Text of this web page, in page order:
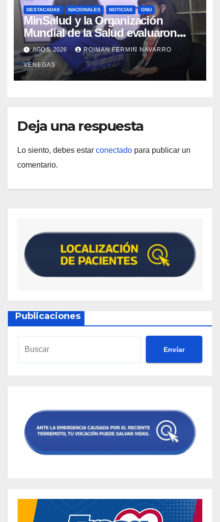
DESTACADAS NACIONALES NOTICIAS ONU
MinSalud y la Organización
Mundial de la Salud evaluaron
propuesta técnica integral en
materia de agua saneamiento e
higiene ante contingencia sísmica
AGO 5, 2026 ROIMAN FERMIN NAVARRO
VENEGAS
Deja una respuesta
Lo siento, debes estar conectado para publicar un
comentario.
Publicaciones
Envíar